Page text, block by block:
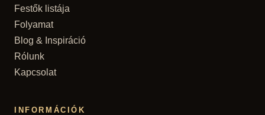
Festők listája
Folyamat
Blog & Inspiráció
Rólunk
Kapcsolat
INFORMÁCIÓK